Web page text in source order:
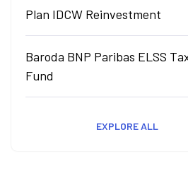
Plan IDCW Reinvestment
Baroda BNP Paribas ELSS
Fund
EXPLORE ALL